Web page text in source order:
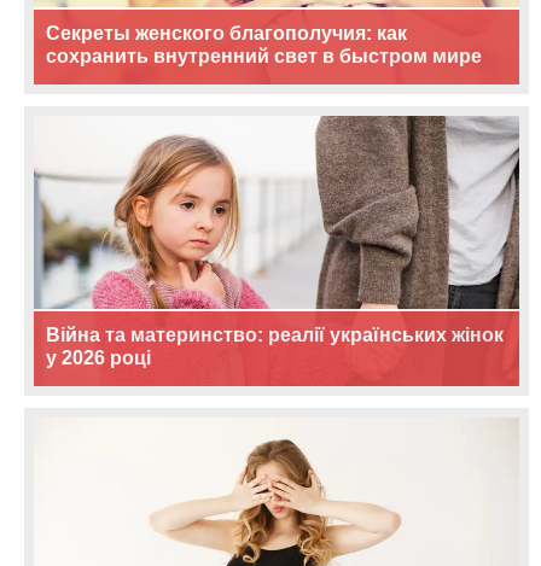
Секреты женского благополучия: как
сохранить внутренний свет в быстром мире
Війна та материнство: реалії українських жінок
у 2026 році